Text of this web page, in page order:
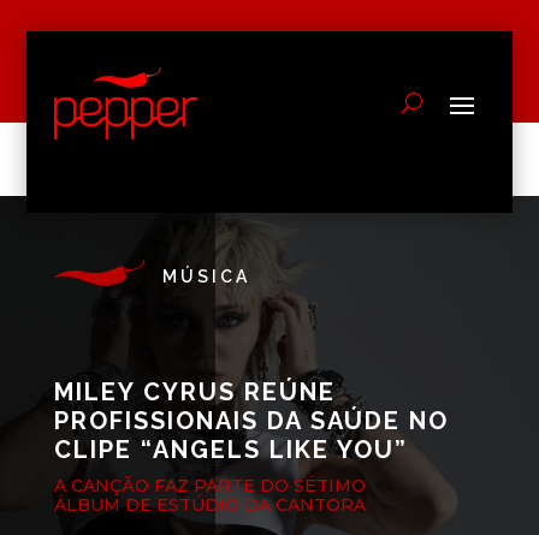
MÚSICA
MILEY CYRUS REÚNE
PROFISSIONAIS DA SAÚDE NO
CLIPE “ANGELS LIKE YOU”
A CANÇÃO FAZ PARTE DO SÉTIMO
ÁLBUM DE ESTÚDIO DA CANTORA